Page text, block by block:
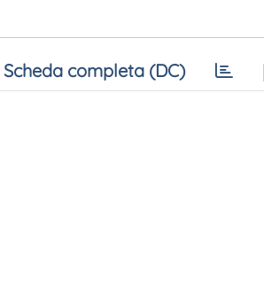
Scheda completa (DC)